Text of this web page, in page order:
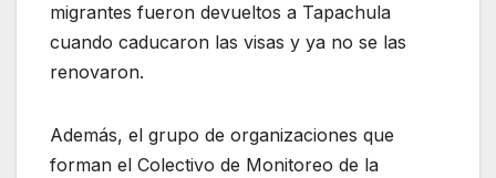
migrantes fueron devueltos a Tapachula
cuando caducaron las visas y ya no se las
renovaron.
Además, el grupo de organizaciones que
forman el Colectivo de Monitoreo de la